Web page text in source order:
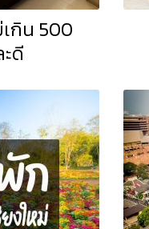
กิน 500
ดี